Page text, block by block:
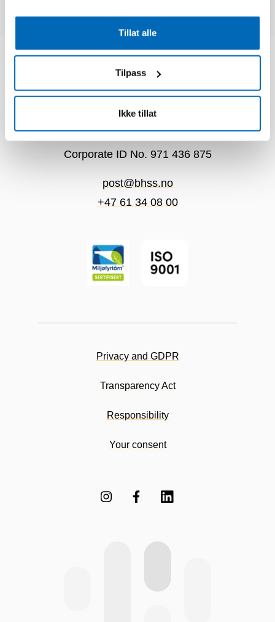
Tillat alle
Tilpass
Ikke tillat
Beitostølen Health Sports
Center
Sentervegen 4
2953 Beitostølen
Corporate ID No. 971 436 875
post@bhss.no
+47 61 34 08 00
Privacy and GDPR
Transparency Act
Responsibility
Your consent